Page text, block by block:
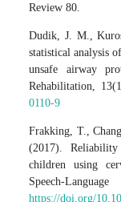
Review 80.
Dudik, J. M.,
statistical analysis
unsafe airway
Rehabilitation,
0110-9
Frakking, T.,
(2017).
children using
Speech-
https://doi.org/